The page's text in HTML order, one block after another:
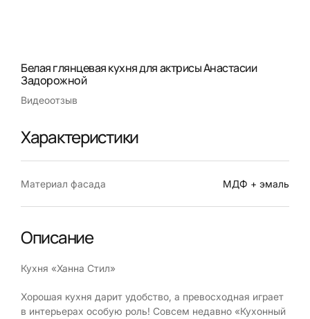
Белая глянцевая кухня для актрисы Анастасии
Задорожной
Видеоотзыв
Характеристики
Материал фасада МДФ + эмаль
Описание
Кухня «Ханна Стил»
Хорошая кухня дарит удобство, а превосходная играет
в интерьерах особую роль! Совсем недавно «Кухонный